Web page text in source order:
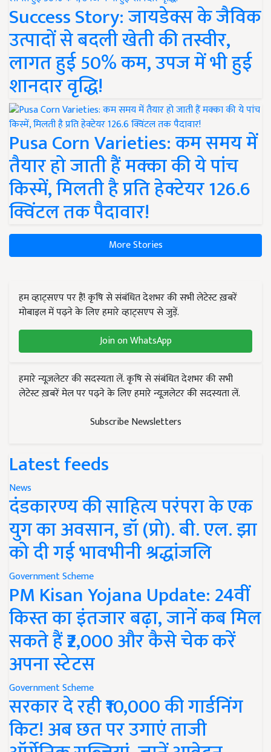
Success Story: जायडेक्स के जैविक
उत्पादों से बदली खेती की तस्वीर,
लागत हुई 50% कम, उपज में भी हुई
शानदार वृद्धि!
Pusa Corn Varieties: कम समय में
तैयार हो जाती हैं मक्का की ये पांच
किस्में, मिलती है प्रति हेक्टेयर 126.6
क्विंटल तक पैदावार!
More Stories
हम व्हाट्सएप पर हैं! कृषि से संबंधित देशभर की सभी लेटेस्ट ख़बरें
मोबाइल में पढ़ने के लिए हमारे व्हाट्सएप से जुड़ें.
Join on WhatsApp
हमारे न्यूज़लेटर की सदस्यता लें. कृषि से संबंधित देशभर की सभी
लेटेस्ट ख़बरें मेल पर पढ़ने के लिए हमारे न्यूज़लेटर की सदस्यता लें.
Subscribe Newsletters
Latest feeds
News
दंडकारण्य की साहित्य परंपरा के एक
युग का अवसान, डॉ (प्रो). बी. एल. झा
को दी गई भावभीनी श्रद्धांजलि
Government Scheme
PM Kisan Yojana Update: 24वीं
किस्त का इंतजार बढ़ा, जानें कब मिल
सकते हैं ₹2,000 और कैसे चेक करें
अपना स्टेटस
Government Scheme
सरकार दे रही ₹10,000 की गार्डनिंग
किट! अब छत पर उगाएं ताजी